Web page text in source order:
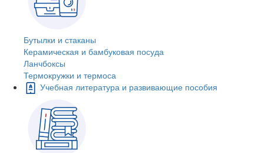
Бутылки и стаканы
Керамическая и бамбуковая посуда
Ланчбоксы
Термокружки и термоса
Учебная литература и развивающие пособия